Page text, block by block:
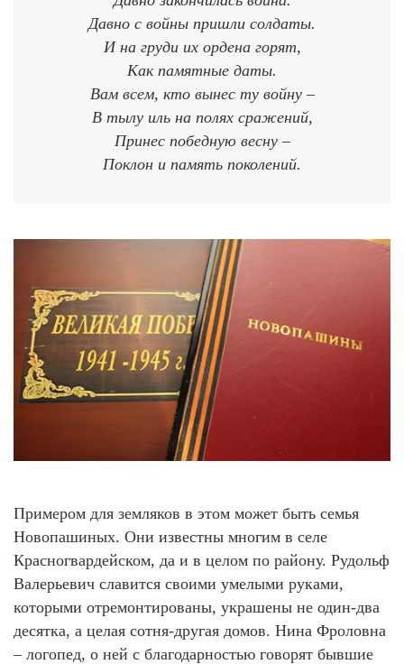
Давно с войны пришли солдаты.
И на груди их ордена горят,
Как памятные даты.
Вам всем, кто вынес ту войну –
В тылу иль на полях сражений,
Принес победную весну –
Поклон и память поколений.
Примером для земляков в этом может быть семья
Новопашиных. Они известны многим в селе
Красногвардейском, да и в целом по району. Рудольф
Валерьевич славится своими умелыми руками,
которыми отремонтированы, украшены не один-два
десятка, а целая сотня-другая домов. Нина Фроловна
– логопед, о ней с благодарностью говорят бывшие